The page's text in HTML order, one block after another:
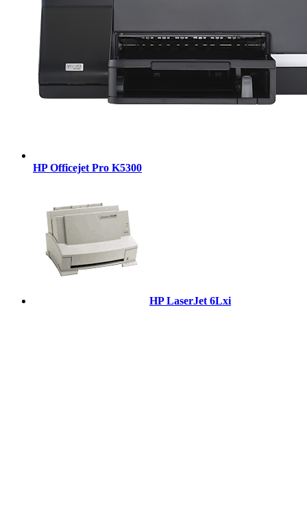
HP Officejet Pro K5300
HP LaserJet 6Lxi